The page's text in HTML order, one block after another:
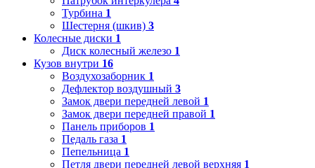
Турбина 1
Шестерня (шкив) 3
Колесные диски 1
Диск колесный железо 1
Кузов внутри 16
Воздухозаборник 1
Дефлектор воздушный 3
Замок двери передней левой 1
Замок двери передней правой 1
Панель приборов 1
Педаль газа 1
Пепельница 1
Петля двери передней левой верхняя 1